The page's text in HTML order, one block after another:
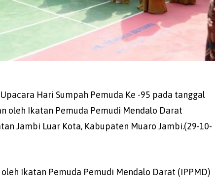
Hari Sumpah Pemuda Ke -95 pada tanggal
oleh Ikatan Pemuda Pemudi Mendalo Darat
Jambi Luar Kota, Kabupaten Muaro Jambi.(29-10-
Ikatan Pemuda Pemudi Mendalo Darat (IPPMD)